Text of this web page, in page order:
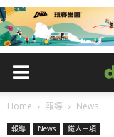
Home 報導 News
報導 News 鐵人三項